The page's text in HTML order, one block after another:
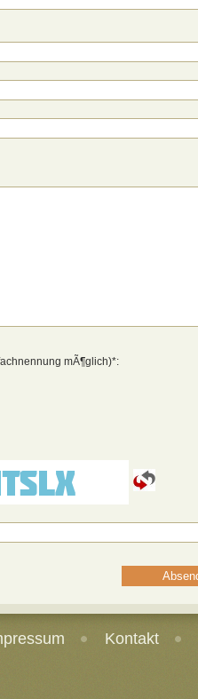
mÃ¶glich)*:
Kontakt